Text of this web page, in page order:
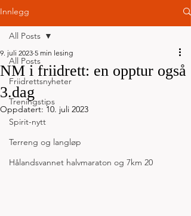
Innlegg
All Posts
Friidrettsnyheter
Treningstips
Spirit-nytt
Terreng og langløp
Hålandsvannet halvmaraton og 7km 20
All Posts
NM i friidrett: en opptur også
3.dag
9. juli 2023 5 min lesing
Oppdatert: 10. juli 2023